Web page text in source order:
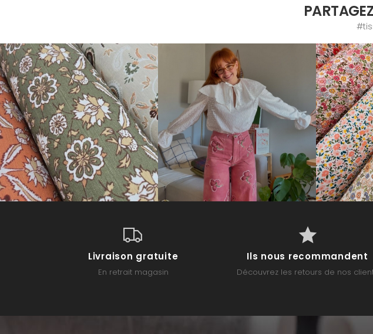
Livraison gratuite
En retrait magasin
Ils nous recommandent
Découvrez les retours de nos